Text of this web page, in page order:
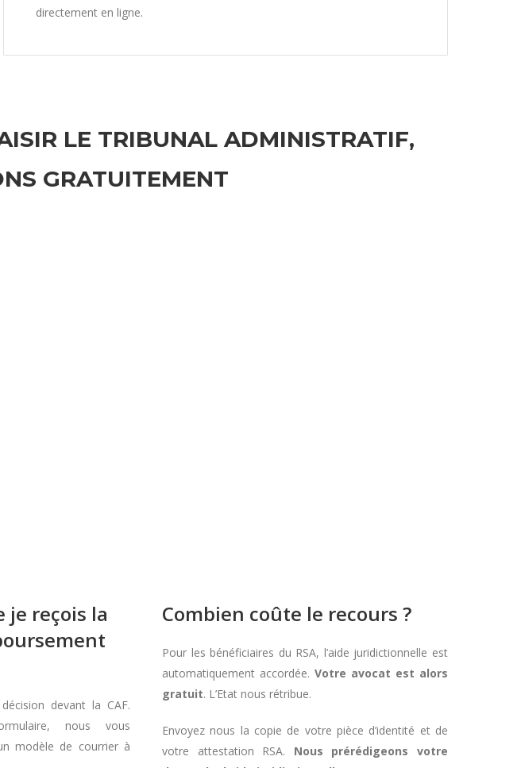
directement en ligne.
LE TRIBUNAL ADMINISTRATIF,
GRATUITEMENT
je reçois la
devant la CAF.
nous vous
modèle de courrier à
Combien coûte le recours ?
Pour les bénéficiaires du RSA, l’aide juridictionnelle est
automatiquement accordée. Votre avocat est alors
gratuit. L’Etat nous rétribue.
Envoyez nous la copie de votre pièce d’identité et de
votre attestation RSA. Nous prérédigeons votre